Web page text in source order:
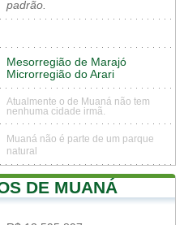
padrão.
Mesorregião de Marajó
Microrregião do Arari
Atualmente o de Muaná não tem
nenhuma cidade irmã.
Muaná não é parte de um parque
natural
DE MUANÁ